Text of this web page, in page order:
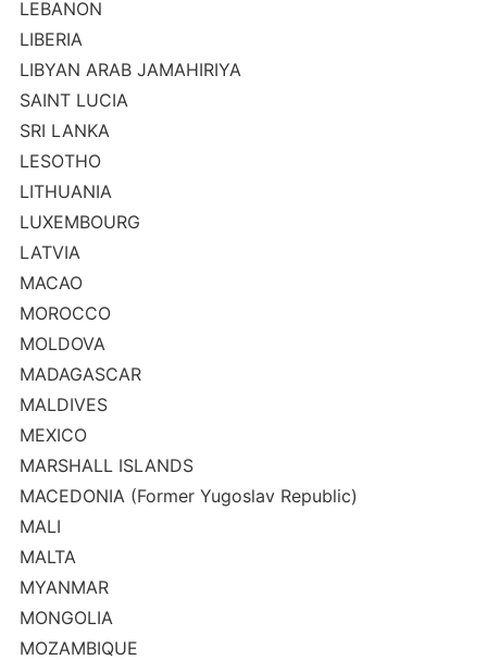
LEBANON
LIBERIA
LIBYAN ARAB JAMAHIRIYA
SAINT LUCIA
SRI LANKA
LESOTHO
LITHUANIA
LUXEMBOURG
LATVIA
MACAO
MOROCCO
MOLDOVA
MADAGASCAR
MALDIVES
MEXICO
MARSHALL ISLANDS
MACEDONIA (Former Yugoslav Republic)
MALI
MALTA
MYANMAR
MONGOLIA
MOZAMBIQUE